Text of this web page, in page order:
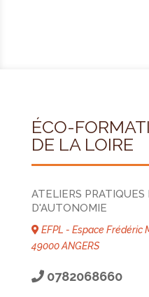
ÉCO-
DE LA LOIRE
ATELIERS PRATIQUES
D'AUTONOMIE
EFPL - Espace
49000 ANGERS
0782068660